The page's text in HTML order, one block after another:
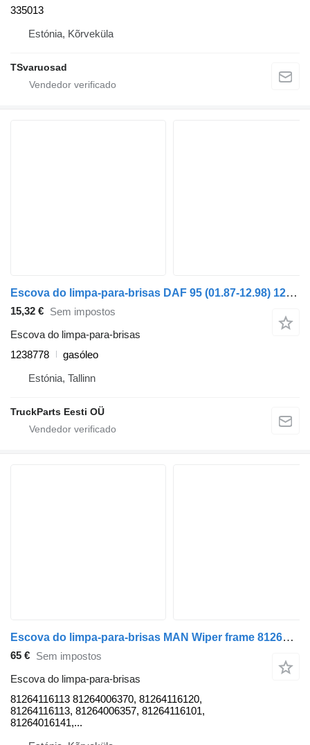
335013
Estónia, Kõrveküla
TSvaruosad
Escova do limpa-para-brisas DAF 95 (01.87-12.98) 1238778 para camião tractor DAF 45, 55, 65, 75, 85, 95 (1987-1998)
15,32 € Sem impostos
Escova do limpa-para-brisas
1238778
gasóleo
Estónia, Tallinn
TruckParts Eesti OÜ
Escova do limpa-para-brisas MAN Wiper frame 81264116113 para camião tractor MAN TGA
65 € Sem impostos
Escova do limpa-para-brisas
81264116113 81264006370, 81264116120,
81264116113, 81264006357, 81264116101,
81264016141,...